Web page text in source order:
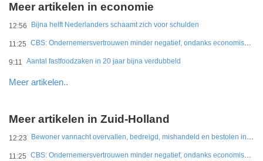
Meer artikelen in economie
12:56 Bijna helft Nederlanders schaamt zich voor schulden
11:25 CBS: Ondernemersvertrouwen minder negatief, ondanks economische onzekerheid
9:11 Aantal fastfoodzaken in 20 jaar bijna verdubbeld
Meer artikelen..
Meer artikelen in Zuid-Holland
12:23 Bewoner vannacht overvallen, bedreigd, mishandeld en bestolen in Leidschendam
11:25 CBS: Ondernemersvertrouwen minder negatief, ondanks economische onzekerheid